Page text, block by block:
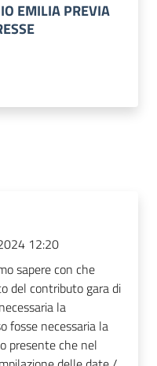
EMILIA PREVIA
12:20
sapere con che
del contributo gara di
la
fosse necessaria la
presente che nel